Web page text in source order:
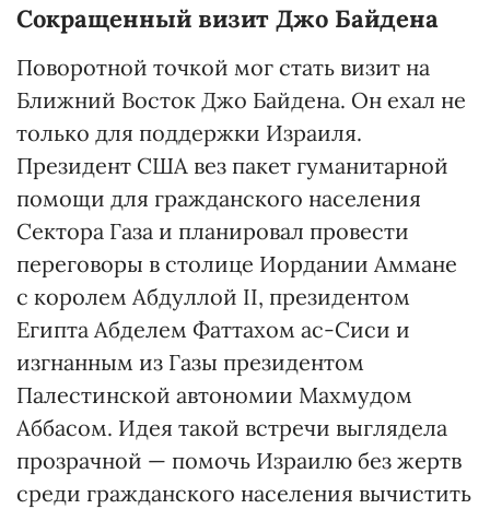
Сокращенный визит Джо Байдена
Поворотной точкой мог стать визит на
Ближний Восток Джо Байдена. Он ехал не
только для поддержки Израиля.
Президент США вез пакет гуманитарной
помощи для гражданского населения
Сектора Газа и планировал провести
переговоры в столице Иордании Аммане
с королем Абдуллой II, президентом
Египта Абделем Фаттахом ас-Сиси и
изгнанным из Газы президентом
Палестинской автономии Махмудом
Аббасом. Идея такой встречи выглядела
прозрачной — помочь Израилю без жертв
среди гражданского населения вычистить